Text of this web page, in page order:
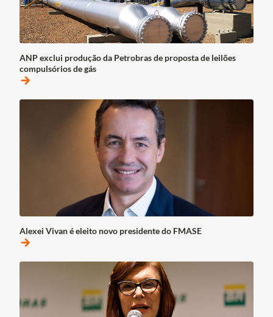
ANP exclui produção da Petrobras de proposta de leilões
compulsórios de gás
arrow_forward
Alexei Vivan é eleito novo presidente do FMASE
arrow_forward